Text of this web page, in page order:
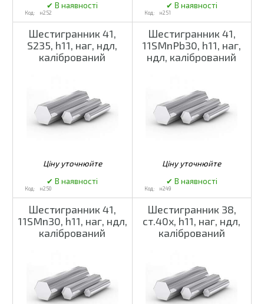
н252 н251
Шестигранник 41,
S235, h11, наг, ндл,
калібрований
н250
Шестигранник 41,
11SMnPb30, h11, наг,
ндл, калібрований
н249
Шестигранник 41,
11SMn30, h11, наг, ндл,
калібрований
Шестигранник 38,
ст.40х, h11, наг, ндл,
калібрований